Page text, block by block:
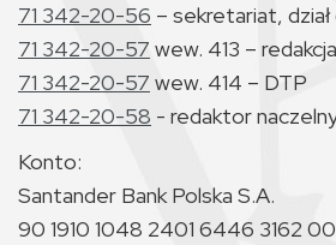
71 342-20-56 – sekretariat,
71 342-20-57 wew. 413 –
71 342-20-57 wew. 414 – DTP
71 342-20-58 - redaktor
Konto:
Santander Bank Polska S.A.
90 1910 1048 2401 6446 3162